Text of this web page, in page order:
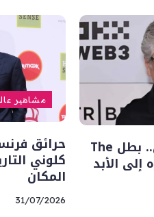
رحيل فينسنت باستوري.. بطل The
مشاهير
حرائق
كلوني
المكان
31/07/2026